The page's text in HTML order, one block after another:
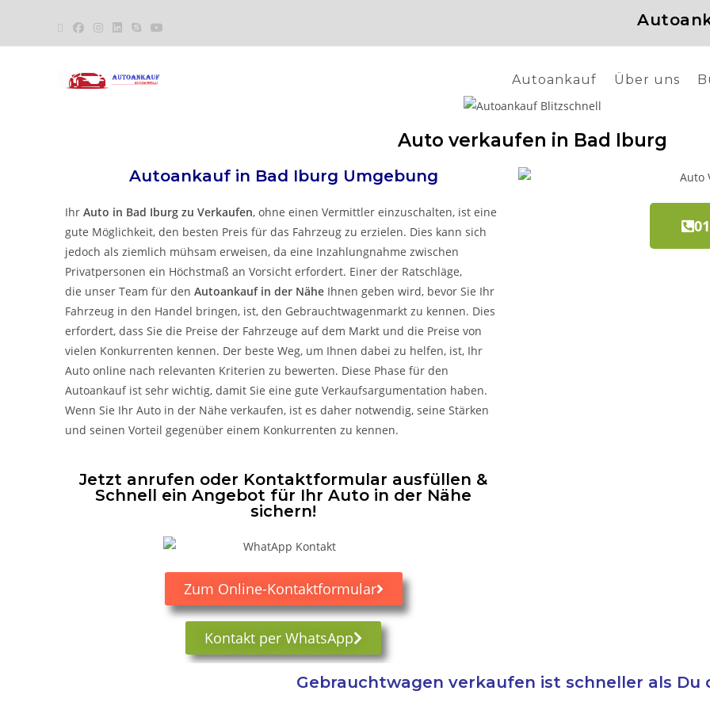
Autoankauf Über uns
Auto verkaufen in Bad Iburg
Autoankauf in Bad Iburg Umgebung
Ihr Auto in Bad Iburg zu Verkaufen, ohne einen Vermittler einzuschalten, ist eine
gute Möglichkeit, den besten Preis für das Fahrzeug zu erzielen. Dies kann sich
jedoch als ziemlich mühsam erweisen, da eine Inzahlungnahme zwischen
Privatpersonen ein Höchstmaß an Vorsicht erfordert. Einer der Ratschläge,
die unser Team für den Autoankauf in der Nähe Ihnen geben wird, bevor Sie Ihr
Fahrzeug in den Handel bringen, ist, den Gebrauchtwagenmarkt zu kennen. Dies
erfordert, dass Sie die Preise der Fahrzeuge auf dem Markt und die Preise von
vielen Konkurrenten kennen. Der beste Weg, um Ihnen dabei zu helfen, ist, Ihr
Auto online nach relevanten Kriterien zu bewerten. Diese Phase für den
Autoankauf ist sehr wichtig, damit Sie eine gute Verkaufsargumentation haben.
Wenn Sie Ihr Auto in der Nähe verkaufen, ist es daher notwendig, seine Stärken
und seinen Vorteil gegenüber einem Konkurrenten zu kennen.
Jetzt anrufen oder Kontaktformular ausfüllen &
Schnell ein Angebot für Ihr Auto in der Nähe
sichern!
Zum Online-Kontaktformular
Kontakt per WhatsApp
Gebrauchtwagen verkaufen ist schneller als Du